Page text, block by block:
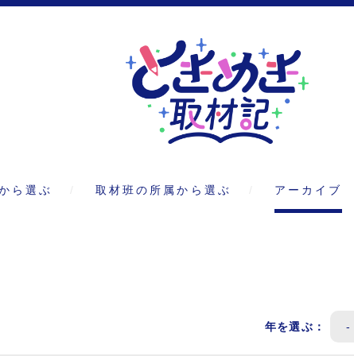
ら選ぶ 取材班の所属から選ぶ アーカイブ
年を選ぶ：